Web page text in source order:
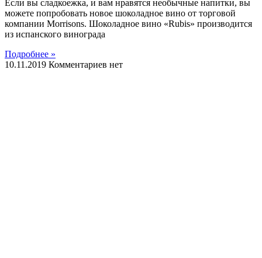
Если вы сладкоежка, и вам нравятся необычные напитки, вы
можете попробовать новое шоколадное вино от торговой
компании Morrisons. Шоколадное вино «Rubis» производится
из испанского винограда
Подробнее »
10.11.2019 Комментариев нет